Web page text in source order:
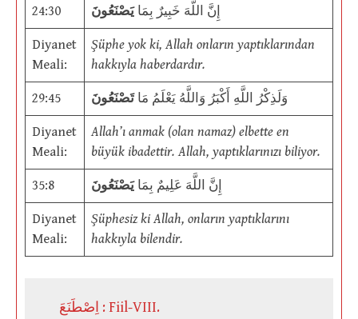
24:30 إِنَّ اللَّهَ خَبِيرٌ بِمَايَصْنَعُونَ
Diyanet
Meali:
Şüphe yok ki, Allah onların yaptıklarından
hakkıyla haberdardır.
29:45 وَلَذِكْرُ اللَّهِ أَكْبَرُ وَاللَّهُ يَعْلَمُ مَاتَصْنَعُونَ
Diyanet
Meali:
Allah’ı anmak (olan namaz) elbette en
büyük ibadettir. Allah, yaptıklarınızı biliyor.
35:8 إِنَّ اللَّهَ عَلِيمٌ بِمَايَصْنَعُونَ
Diyanet
Meali:
Şüphesiz ki Allah, onların yaptıklarını
hakkıyla bilendir.
اِصْطَنَعَ : Fiil-VIII.